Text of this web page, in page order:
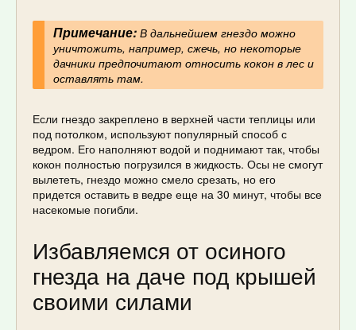
Примечание:В дальнейшем гнездо можно
уничтожить, например, сжечь, но некоторые
дачники предпочитают относить кокон в лес и
оставлять там.
Если гнездо закреплено в верхней части теплицы или
под потолком, используют популярный способ с
ведром. Его наполняют водой и поднимают так, чтобы
кокон полностью погрузился в жидкость. Осы не смогут
вылететь, гнездо можно смело срезать, но его
придется оставить в ведре еще на 30 минут, чтобы все
насекомые погибли.
Избавляемся от осиного
гнезда на даче под крышей
своими силами